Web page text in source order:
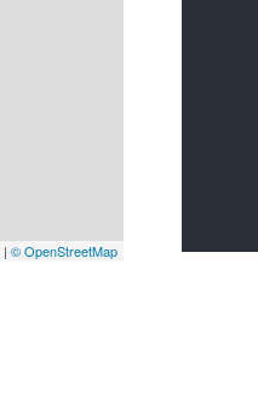
| © OpenStreetMap